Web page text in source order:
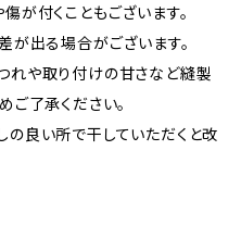
が付くこともございます。
が出る場合がございます。
れや取り付けの甘さなど縫製
ご了承ください。
良い所で干していただくと改